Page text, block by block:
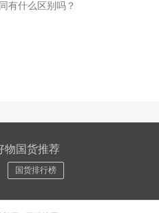
有什么区别吗？
物国货推荐
国货排行榜